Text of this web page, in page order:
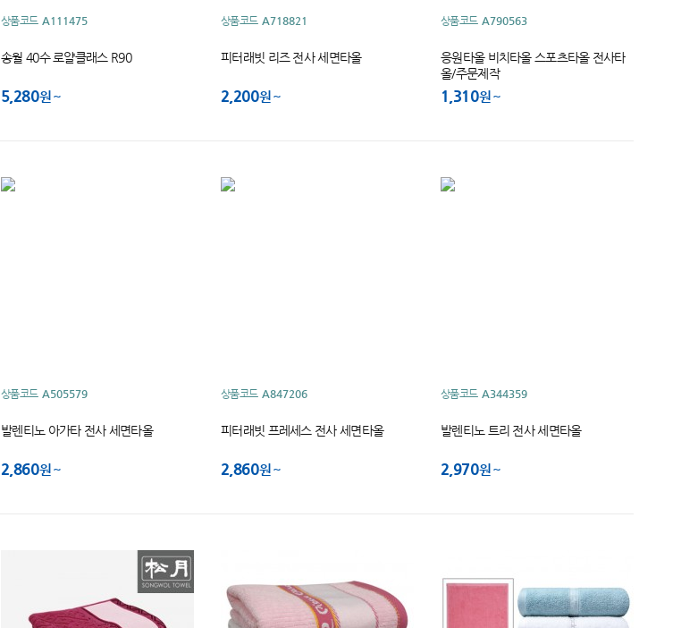
상품코드 A111475
송월 40수 로얄클래스 R90
5,280원
상품코드 A718821
피터래빗 리즈 전사 세면타올
2,200원
상품코드 A790563
응원타올 비치타올 스포츠타올 전사타
올/주문제작
1,310원
상품코드 A505579
발렌티노 아가타 전사 세면타올
2,860원
상품코드 A847206
피터래빗 프레세스 전사 세면타올
2,860원
상품코드 A344359
발렌티노 트리 전사 세면타올
2,970원